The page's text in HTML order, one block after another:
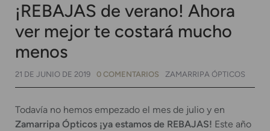
¡REBAJAS de verano! Ahora
ver mejor te costará mucho
menos
21 DE JUNIO DE 2019 0 COMENTARIOS ZAMARRIPA ÓPTICOS
Todavía no hemos empezado el mes de julio y en
Zamarripa Ópticos ¡ya estamos de REBAJAS! Este año